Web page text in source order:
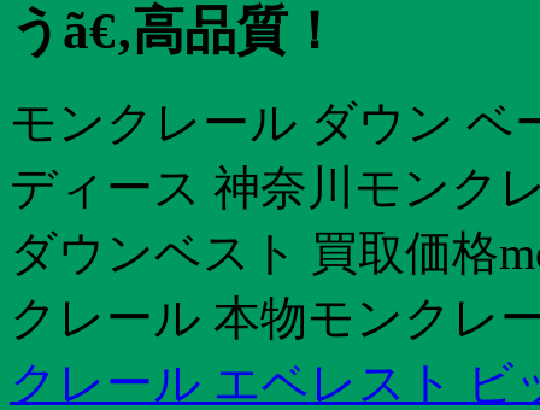
うã€‚高品質！
モンクレール ダウン ベ
ディース 神奈川モンク
ダウンベスト 買取価格
クレール 本物モンクレ
クレール エベレスト ビ